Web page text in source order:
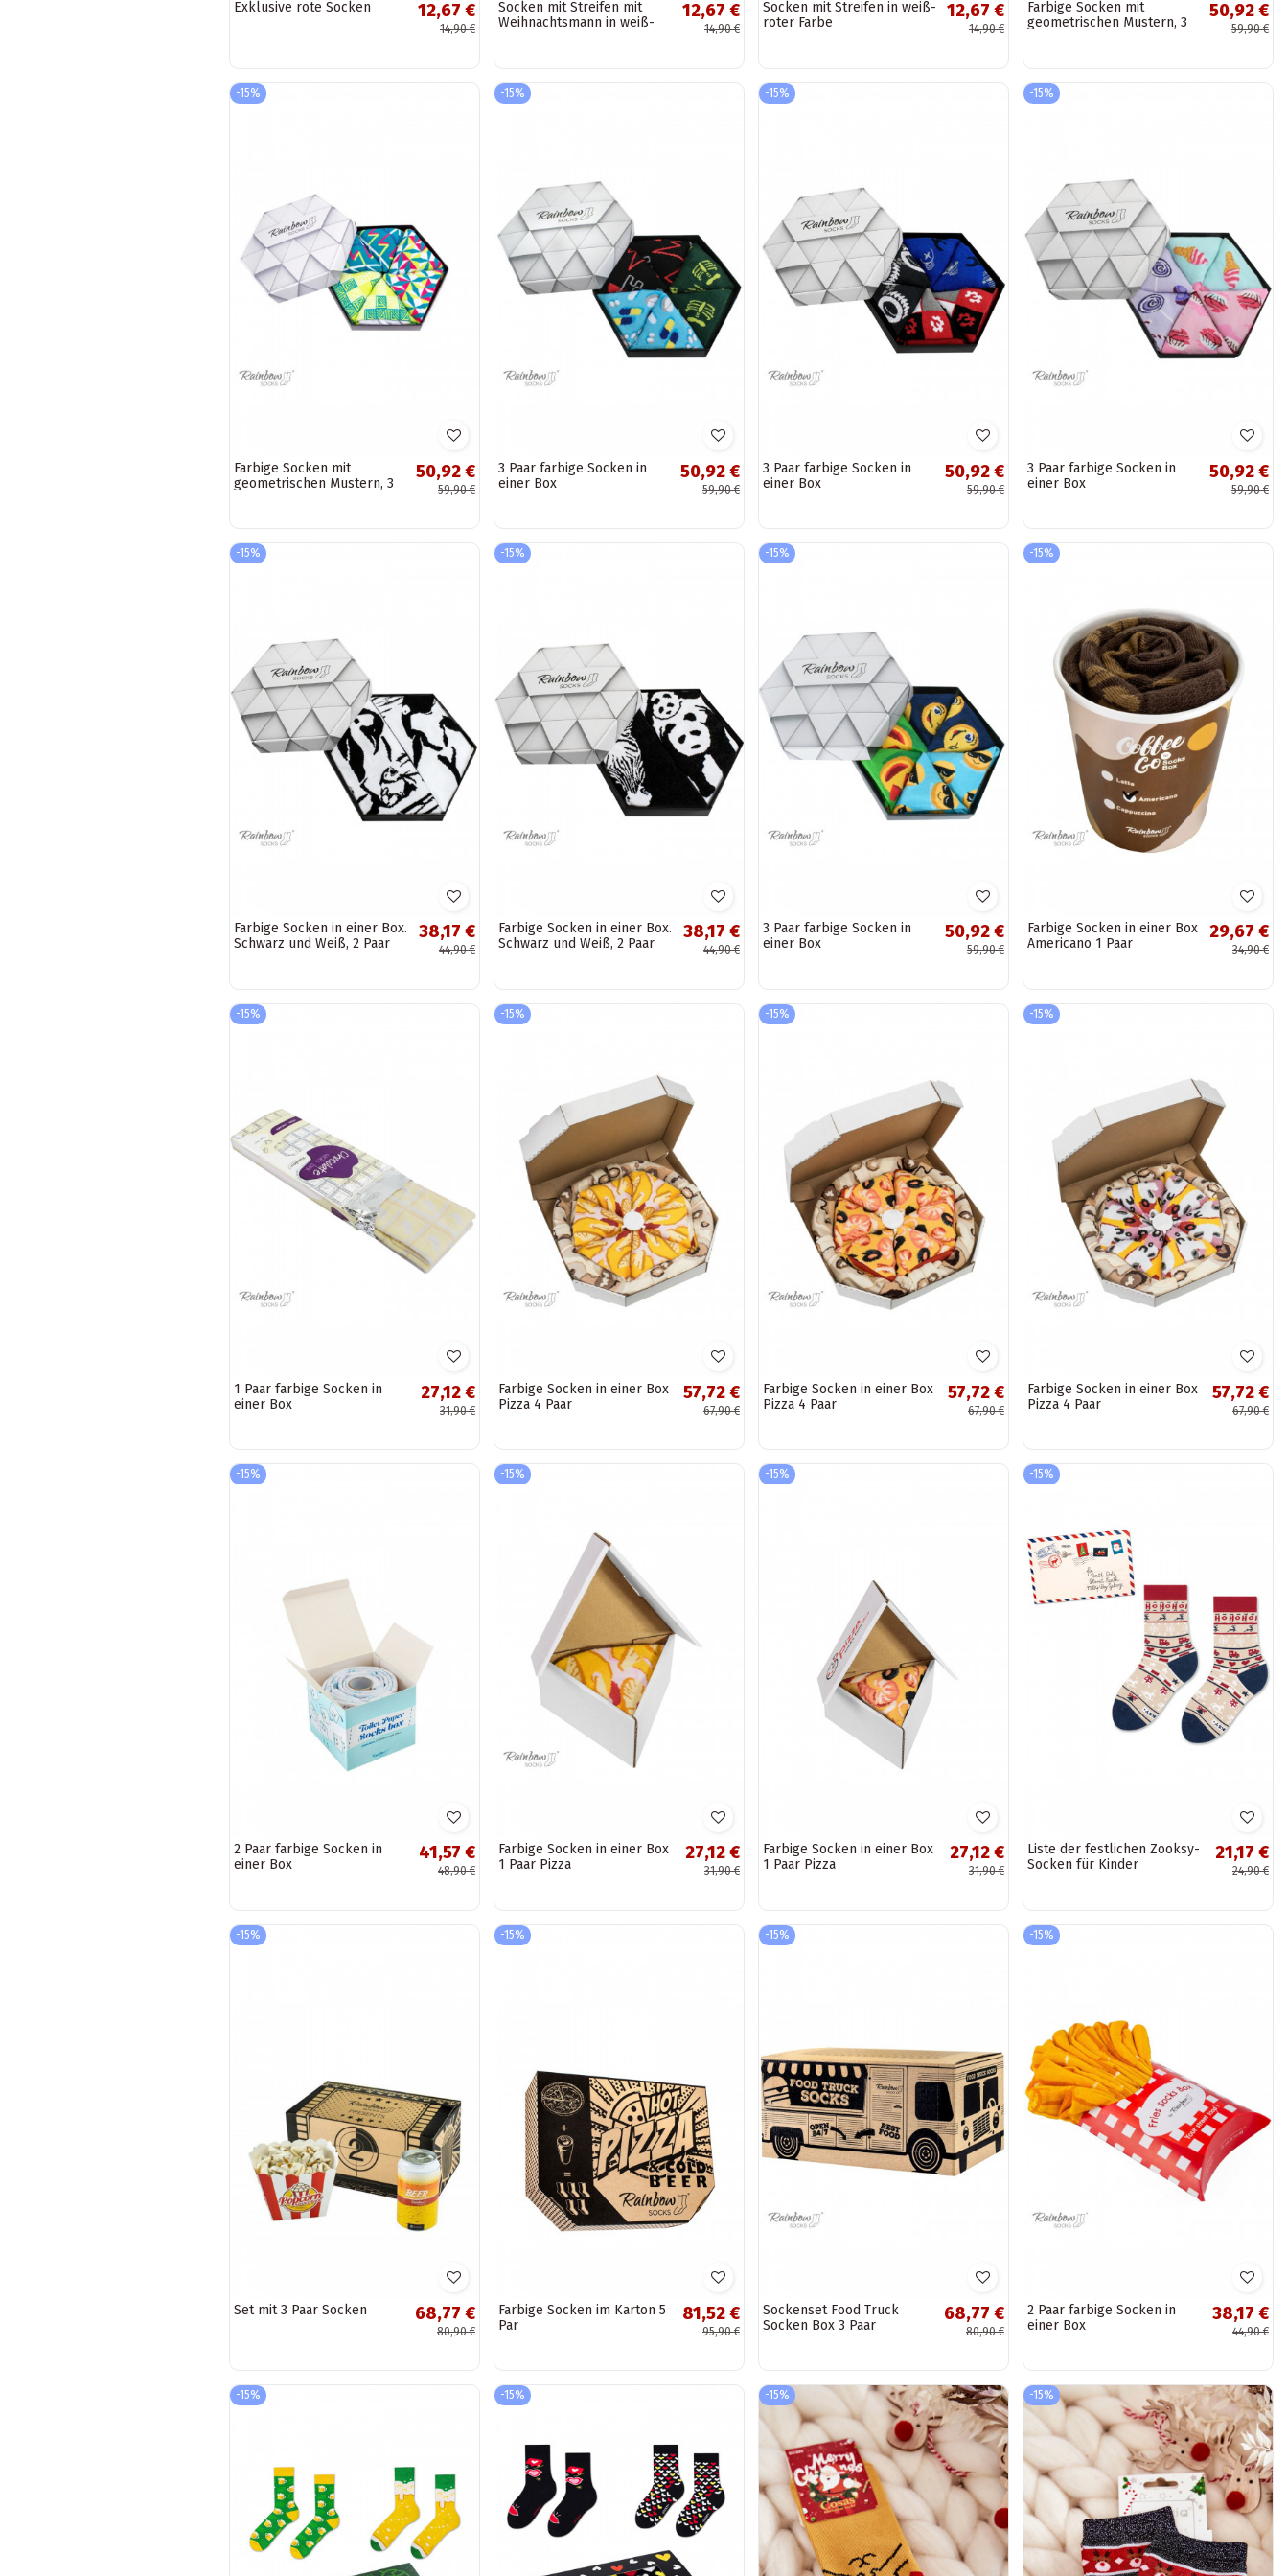
Exklusive rote Socken 12,67 €
14,90 €
Socken mit Streifen mit
Weihnachtsmann in weiß-
12,67 €
14,90 €
Socken mit Streifen in weiß-
roter Farbe
12,67 €
14,90 €
Farbige Socken mit
geometrischen Mustern, 3
50,92 €
59,90 €
-15%
Farbige Socken mit
geometrischen Mustern, 3
50,92 €
59,90 €
-15%
3 Paar farbige Socken in
einer Box
50,92 €
59,90 €
-15%
3 Paar farbige Socken in
einer Box
50,92 €
59,90 €
-15%
3 Paar farbige Socken in
einer Box
50,92 €
59,90 €
-15%
Farbige Socken in einer Box.
Schwarz und Weiß, 2 Paar
38,17 €
44,90 €
-15%
Farbige Socken in einer Box.
Schwarz und Weiß, 2 Paar
38,17 €
44,90 €
-15%
3 Paar farbige Socken in
einer Box
50,92 €
59,90 €
-15%
Farbige Socken in einer Box
Americano 1 Paar
29,67 €
34,90 €
-15%
1 Paar farbige Socken in
einer Box
27,12 €
31,90 €
-15%
Farbige Socken in einer Box
Pizza 4 Paar
57,72 €
67,90 €
-15%
Farbige Socken in einer Box
Pizza 4 Paar
57,72 €
67,90 €
-15%
Farbige Socken in einer Box
Pizza 4 Paar
57,72 €
67,90 €
-15%
2 Paar farbige Socken in
einer Box
41,57 €
48,90 €
-15%
Farbige Socken in einer Box
1 Paar Pizza
27,12 €
31,90 €
-15%
Farbige Socken in einer Box
1 Paar Pizza
27,12 €
31,90 €
-15%
Liste der festlichen Zooksy-
Socken für Kinder
21,17 €
24,90 €
-15%
Set mit 3 Paar Socken 68,77 €
80,90 €
-15%
Farbige Socken im Karton 5
Par
81,52 €
95,90 €
-15%
Sockenset Food Truck
Socken Box 3 Paar
68,77 €
80,90 €
-15%
2 Paar farbige Socken in
einer Box
38,17 €
44,90 €
-15% -15% -15% -15%